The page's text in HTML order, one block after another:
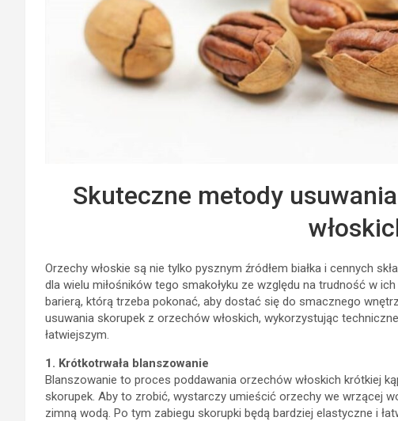
Skuteczne metody
Orzechy włoskie są nie tylko pysznym źródłem białka i cennych
dla wielu miłośników tego smakołyku ze względu na trudność w
barierą, którą trzeba pokonać, aby dostać się do smacznego
usuwania skorupek z orzechów włoskich, wykorzystując
łatwiejszym.
1. Krótkotrwała blanszowanie
Blanszowanie to proces poddawania orzechów włoskich krótkiej
skorupek. Aby to zrobić, wystarczy umieścić orzechy we wrzącej
zimną wodą. Po tym zabiegu skorupki będą bardziej elastyczne i